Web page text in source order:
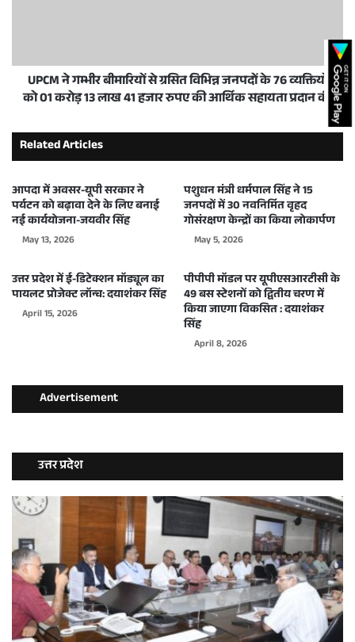
UPCM ने गम्भीर बीमारियों से ग्रसित विभिन्न जनपदों के 76 व्यक्तियों
को 01 करोड़ 13 लाख 41 हजार रुपए की आर्थिक सहायता प्रदान की
Related Articles
आपदा में अवसर-यूपी सरकार ने
पर्यटन को बढ़ावा देने के लिए बनाई
नई कार्ययोजना-जयवीर सिंह
May 13, 2026
पशुधन मंत्री धर्मपाल सिंह ने 15
जनपदों में 30 नवनिर्मित वृहद
गोसंरक्षण केन्द्रों का किया लोकार्पण
May 5, 2026
उत्तर प्रदेश में ई-डिटेक्शन मॉड्यूल का
पायलट प्रोजेक्ट लॉन्च: दयाशंकर सिंह
April 15, 2026
पीपीपी मॉडल पर यूपीएसआरटीसी के
49 बस स्टेशनों को द्वितीय चरण में
किया जाएगा विकसित : दयाशंकर
सिंह
April 8, 2026
Advertisement
उत्तर प्रदेश